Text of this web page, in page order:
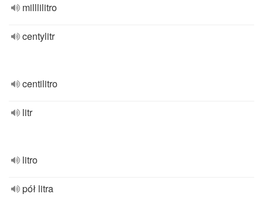
milllilitro
centylitr
centilitro
litr
litro
pół litra